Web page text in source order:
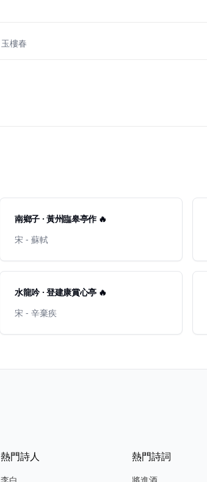
玉樓春
南鄉子 · 黃州臨皋亭作 🔥
宋 - 蘇軾
水龍吟 · 登建康賞心亭 🔥
宋 - 辛棄疾
熱門詩人 熱門詩詞